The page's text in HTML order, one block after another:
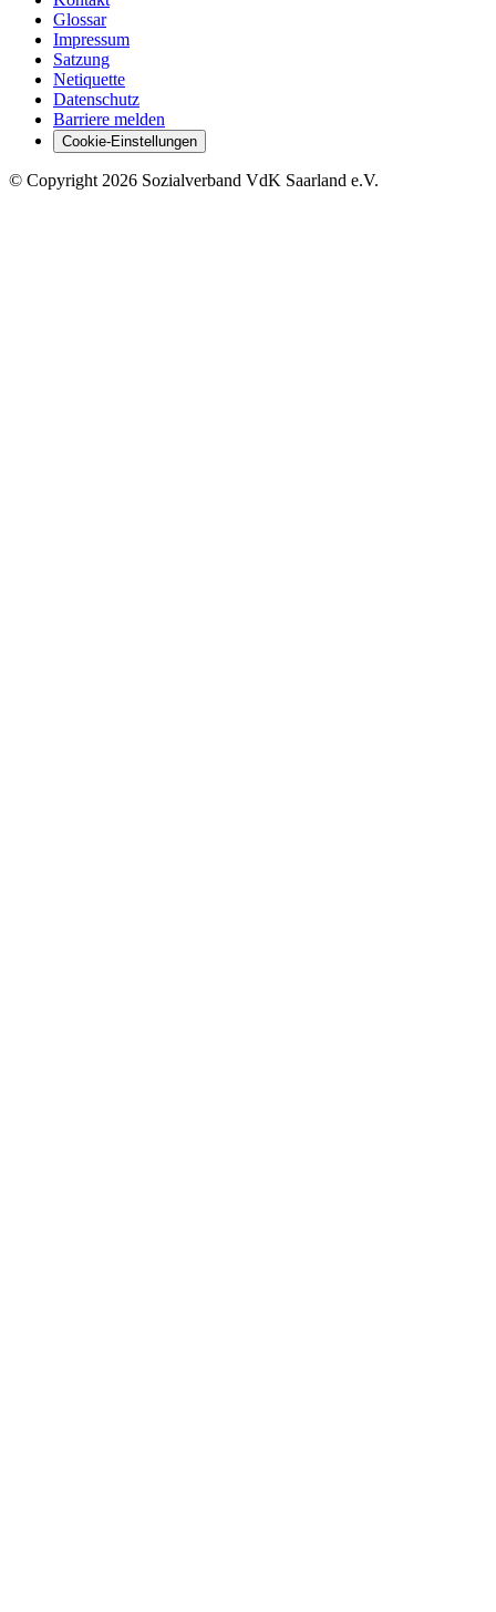
Glossar
Impressum
Satzung
Netiquette
Datenschutz
Barriere melden
Cookie-Einstellungen
© Copyright 2026 Sozialverband VdK Saarland e.V.